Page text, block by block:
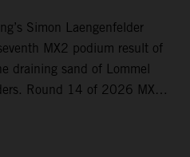
Simon Laengenfelder
MX2 podium result of
draining sand of Lommel
Round 14 of 2026 MXGP